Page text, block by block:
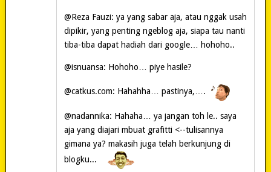
@Reza Fauzi: ya yang sabar aja, atau nggak usah
dipikir, yang penting ngeblog aja, siapa tau nanti
tiba-tiba dapat hadiah dari google… hohoho..
@isnuansa: Hohoho… piye hasile?
@catkus.com: Hahahha… pastinya,….
@nadannika: Hahaha… ya jangan toh le.. saya
aja yang diajari mbuat grafitti <--tulisannya
gimana ya? makasih juga telah berkunjung di
blogku...